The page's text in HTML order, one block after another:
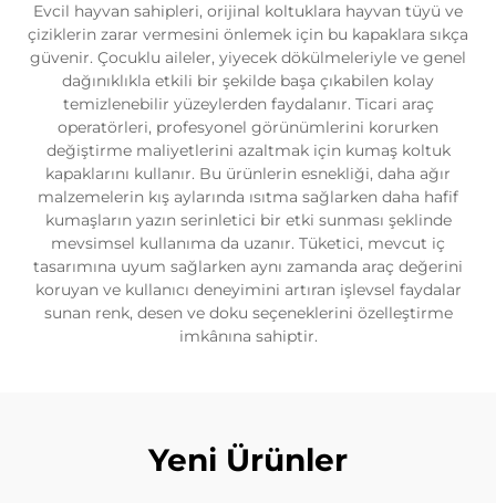
Evcil hayvan sahipleri, orijinal koltuklara hayvan tüyü ve
çiziklerin zarar vermesini önlemek için bu kapaklara sıkça
güvenir. Çocuklu aileler, yiyecek dökülmeleriyle ve genel
dağınıklıkla etkili bir şekilde başa çıkabilen kolay
temizlenebilir yüzeylerden faydalanır. Ticari araç
operatörleri, profesyonel görünümlerini korurken
değiştirme maliyetlerini azaltmak için kumaş koltuk
kapaklarını kullanır. Bu ürünlerin esnekliği, daha ağır
malzemelerin kış aylarında ısıtma sağlarken daha hafif
kumaşların yazın serinletici bir etki sunması şeklinde
mevsimsel kullanıma da uzanır. Tüketici, mevcut iç
tasarımına uyum sağlarken aynı zamanda araç değerini
koruyan ve kullanıcı deneyimini artıran işlevsel faydalar
sunan renk, desen ve doku seçeneklerini özelleştirme
imkânına sahiptir.
Yeni Ürünler